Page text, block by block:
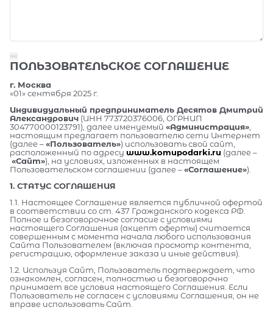
ПОЛЬЗОВАТЕЛЬСКОЕ СОГЛАШЕНИЕ
г. Москва
«01» сентября 2025 г.
Индивидуальный предприниматель Десятов Дмитрий
Александрович (ИНН 773720376006, ОГРНИП
304770000123791), далее именуемый «Администрация»,
настоящим предлагает пользователю сети Интернет
(далее –«Пользователь») использовать свой сайт,
расположенный по адресу www.komupodarki.ru (далее –
«Сайт»), на условиях, изложенных в настоящем
Пользовательском соглашении (далее –«Соглашение»).
1. СТАТУС СОГЛАШЕНИЯ
1.1. Настоящее Соглашение является публичной офертой
в соответствии со ст. 437 Гражданского кодекса РФ.
Полное и безоговорочное согласие с условиями
настоящего Соглашения (акцепт оферты) считается
совершенным с момента начала любого использования
Сайта Пользователем (включая просмотр контента,
регистрацию, оформление заказа и иные действия).
1.2. Используя Сайт, Пользователь подтверждает, что
ознакомлен, согласен, полностью и безоговорочно
принимает все условия настоящего Соглашения. Если
Пользователь не согласен с условиями Соглашения, он не
вправе использовать Сайт.